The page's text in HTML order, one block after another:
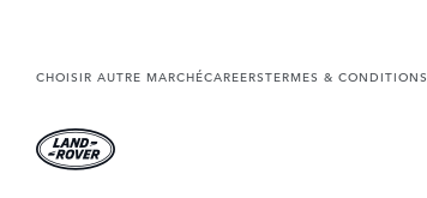
CHOISIR AUTRE MARCHÉCAREERSTERMES & CONDITIONS